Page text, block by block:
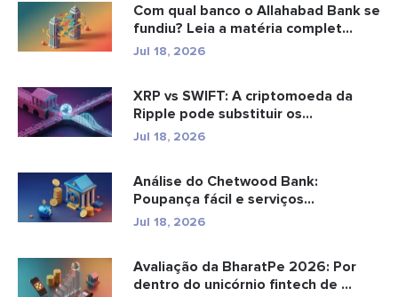
Com qual banco o Allahabad Bank se
fundiu? Leia a matéria complet...
Jul 18, 2026
XRP vs SWIFT: A criptomoeda da
Ripple pode substituir os
pagamento...
Jul 18, 2026
Análise do Chetwood Bank:
Poupança fácil e serviços
bancários...
Jul 18, 2026
Avaliação da BharatPe 2026: Por
dentro do unicórnio fintech de ...